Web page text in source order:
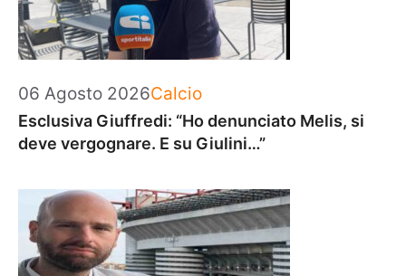
06 Agosto 2026Categorie
Calcio
Esclusiva Giuffredi: “Ho denunciato Melis, si
deve vergognare. E su Giulini…”